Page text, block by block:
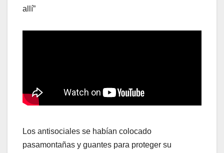
allí”
Los antisociales se habían colocado
pasamontañas y guantes para proteger su